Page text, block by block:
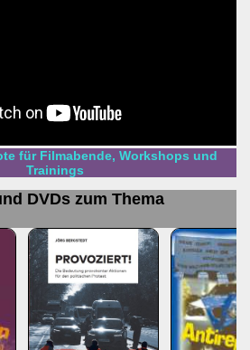
für Filmabende, Workshops und
Trainings
DVDs zum Thema